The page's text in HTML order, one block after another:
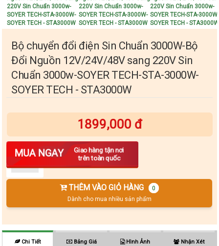
Bộ chuyển đổi điện Sin Chuẩn 3000W-Bộ
Đổi Nguồn 12V/24V/48V sang 220V Sin
Chuẩn 3000w-SOYER TECH-STA-3000W-
SOYER TECH - STA3000W
1899,000 đ
MUA NGAY
Giao hàng tận nơi
trên toàn quốc
Số lượng
THÊM VÀO GIỎ HÀNG
0
Dành cho mua nhiều sản phẩm
Chi Tiết Bảng Giá Hình Ảnh Nhận Xét